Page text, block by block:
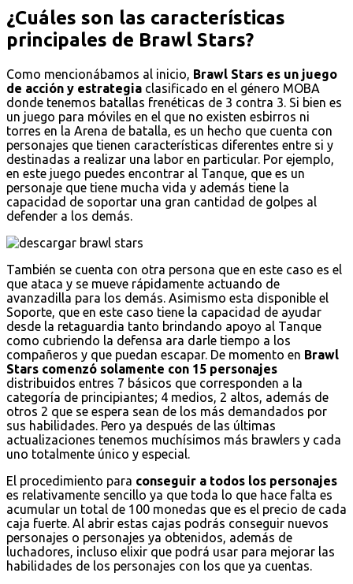
¿Cuáles son las características
principales de Brawl Stars?
Como mencionábamos al inicio, Brawl Stars es un juego
de acción y estrategia clasificado en el género MOBA
donde tenemos batallas frenéticas de 3 contra 3. Si bien es
un juego para móviles en el que no existen esbirros ni
torres en la Arena de batalla, es un hecho que cuenta con
personajes que tienen características diferentes entre si y
destinadas a realizar una labor en particular. Por ejemplo,
en este juego puedes encontrar al Tanque, que es un
personaje que tiene mucha vida y además tiene la
capacidad de soportar una gran cantidad de golpes al
defender a los demás.
También se cuenta con otra persona que en este caso es el
que ataca y se mueve rápidamente actuando de
avanzadilla para los demás. Asimismo esta disponible el
Soporte, que en este caso tiene la capacidad de ayudar
desde la retaguardia tanto brindando apoyo al Tanque
como cubriendo la defensa ara darle tiempo a los
compañeros y que puedan escapar. De momento en Brawl
Stars comenzó solamente con 15 personajes
distribuidos entres 7 básicos que corresponden a la
categoría de principiantes; 4 medios, 2 altos, además de
otros 2 que se espera sean de los más demandados por
sus habilidades. Pero ya después de las últimas
actualizaciones tenemos muchísimos más brawlers y cada
uno totalmente único y especial.
El procedimiento para conseguir a todos los personajes
es relativamente sencillo ya que toda lo que hace falta es
acumular un total de 100 monedas que es el precio de cada
caja fuerte. Al abrir estas cajas podrás conseguir nuevos
personajes o personajes ya obtenidos, además de
luchadores, incluso elixir que podrá usar para mejorar las
habilidades de los personajes con los que ya cuentas.